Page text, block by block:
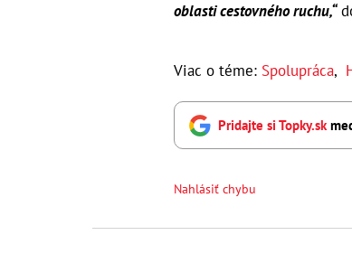
oblasti cestovného ruchu,“
Viac o téme: Spolupráca,
Pridajte si Topky.sk
Nahlásiť chybu